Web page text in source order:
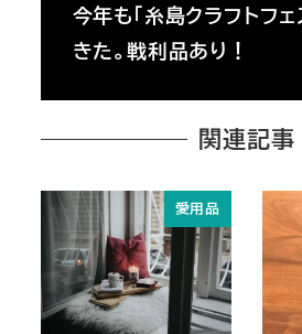
今年も「糸島クラフトフ
きた。戦利品あり！
関連記事
愛用品